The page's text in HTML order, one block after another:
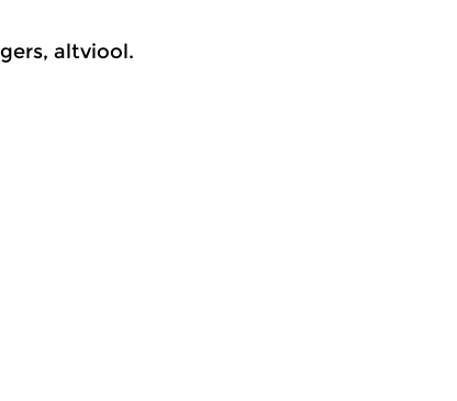
altviool.